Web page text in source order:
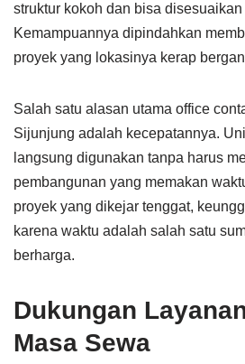
struktur kokoh dan bisa
Kemampuannya dipindahkan
proyek yang lokasinya kerap
Salah satu alasan utama office
Sijunjung adalah kecepatannya.
langsung digunakan tanpa harus
pembangunan yang memakan
proyek yang dikejar tenggat,
karena waktu adalah salah satu
berharga.
Dukungan
Masa Sewa